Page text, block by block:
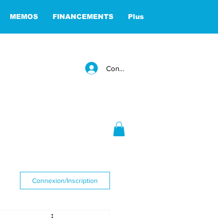
MEMOS FINANCEMENTS Plus
Connexion
Connexion/Inscription